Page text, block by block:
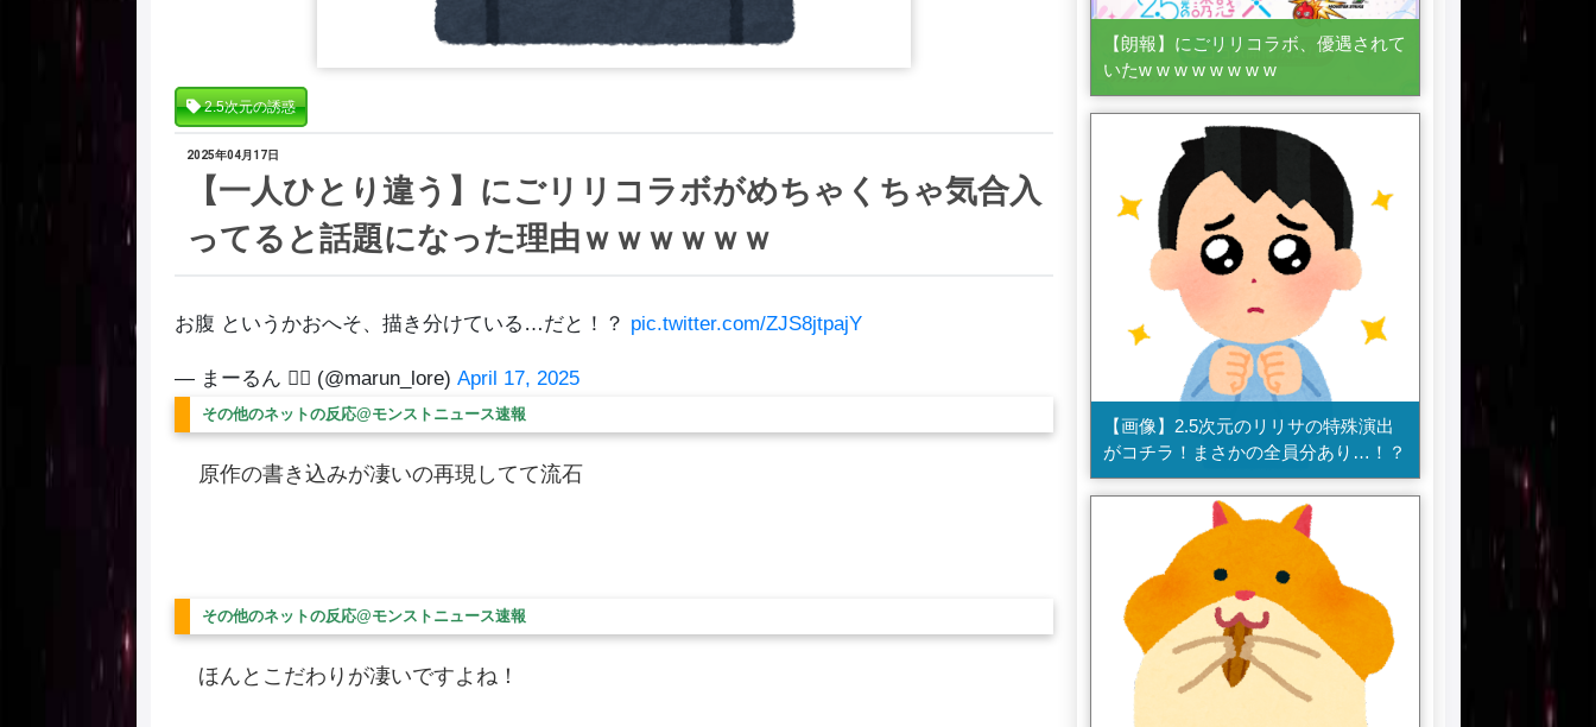
2.5次元の誘惑
2025年04月17日
【一人ひとり違う】にごリリコラボがめちゃくちゃ気合入
ってると話題になった理由ｗｗｗｗｗｗ
お腹 というかおへそ、描き分けている…だと！？ pic.twitter.com/ZJS8jtpajY
— まーるん 🧜‍♀️ (@marun_lore) April 17, 2025
その他のネットの反応@モンストニュース速報
原作の書き込みが凄いの再現してて流石
その他のネットの反応@モンストニュース速報
ほんとこだわりが凄いですよね！
【朗報】にごリリコラボ、優遇されて
いたw w w w w w w w
【画像】2.5次元のリリサの特殊演出
がコチラ！まさかの全員分あり…！？